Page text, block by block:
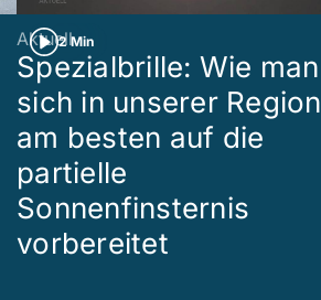
2 Min
Aktuell
Spezialbrille: Wie man
sich in unserer Region
am besten auf die
partielle
Sonnenfinsternis
vorbereitet